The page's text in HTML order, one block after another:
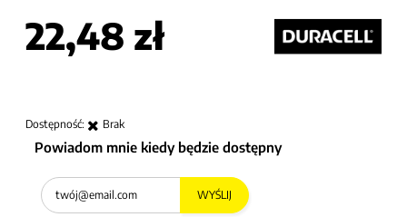
22,48 zł
Dostępność: Brak
Powiadom mnie kiedy będzie dostępny
WYŚLIJ